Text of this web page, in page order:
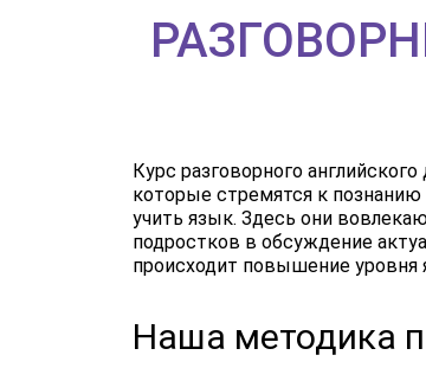
Курс разговорного
которые стремятся к
учить язык. Здесь они
подростков в обсуждение
происходит повышение уровня
Наша методика